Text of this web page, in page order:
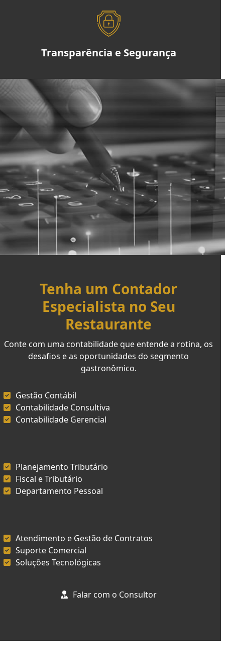
Transparência e Segurança
Tenha um Contador
Especialista no Seu
Restaurante
Conte com uma contabilidade que entende a rotina, os
desafios e as oportunidades do segmento
gastronômico.
Gestão Contábil
Contabilidade Consultiva
Contabilidade Gerencial
Planejamento Tributário
Fiscal e Tributário
Departamento Pessoal
Atendimento e Gestão de Contratos
Suporte Comercial
Soluções Tecnológicas
Falar com o Consultor